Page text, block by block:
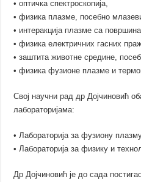
• оптичка спектроскопија,
• физика плазме, посебно
• интеракција плазме са
• физика електричних гасних
• заштита животне средине,
• физика фузионе плазме и
Свој научни рад др Дојчиновић
лабораторијама:
• Лабораторија за фузиону
• Лабораторија за физику и
Др Дојчиновић је до сада